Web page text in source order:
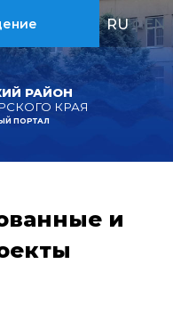
РАЙОН
КРАЯ
ПОРТАЛ
RU | EN
и